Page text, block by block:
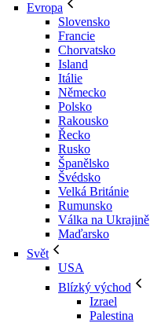
Evropa
Slovensko
Francie
Chorvatsko
Island
Itálie
Německo
Polsko
Rakousko
Řecko
Rusko
Španělsko
Švédsko
Velká Británie
Rumunsko
Válka na Ukrajině
Maďarsko
Svět
USA
Blízký východ
Izrael
Palestina